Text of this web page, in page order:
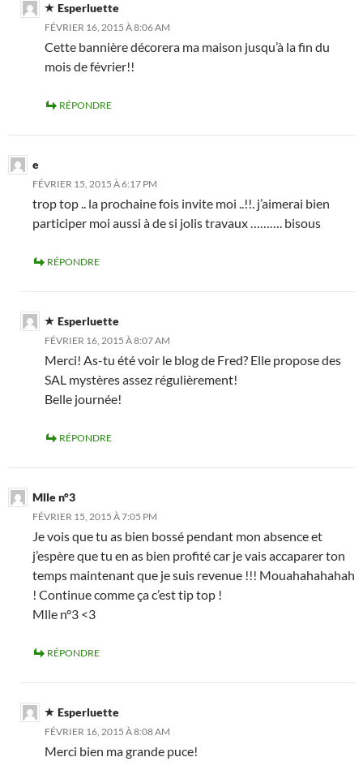
Esperluette
FÉVRIER 16, 2015 À 8:06 AM
Cette bannière décorera ma maison jusqu’à la fin du
mois de février!!
RÉPONDRE
e
FÉVRIER 15, 2015 À 6:17 PM
trop top .. la prochaine fois invite moi ..!!. j’aimerai bien
participer moi aussi à de si jolis travaux ………. bisous
RÉPONDRE
Esperluette
FÉVRIER 16, 2015 À 8:07 AM
Merci! As-tu été voir le blog de Fred? Elle propose des
SAL mystères assez régulièrement!
Belle journée!
RÉPONDRE
Mlle n°3
FÉVRIER 15, 2015 À 7:05 PM
Je vois que tu as bien bossé pendant mon absence et
j’espère que tu en as bien profité car je vais accaparer ton
temps maintenant que je suis revenue !!! Mouahahahahah
! Continue comme ça c’est tip top !
Mlle n°3 <3
RÉPONDRE
Esperluette
FÉVRIER 16, 2015 À 8:08 AM
Merci bien ma grande puce!